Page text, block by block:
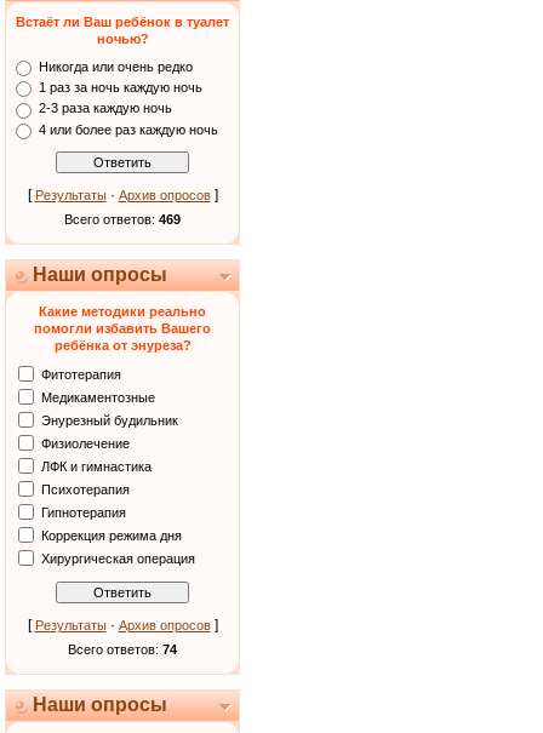
Встаёт ли Ваш ребёнок в туалет
ночью?
Никогда или очень редко
1 раз за ночь каждую ночь
2-3 раза каждую ночь
4 или более раз каждую ночь
[ Результаты· Архив опросов]
Всего ответов: 469
Наши опросы
Какие методики реально
помогли избавить Вашего
ребёнка от энуреза?
Фитотерапия
Медикаментозные
Энурезный будильник
Физиолечение
ЛФК и гимнастика
Психотерапия
Гипнотерапия
Коррекция режима дня
Хирургическая операция
[ Результаты· Архив опросов]
Всего ответов: 74
Наши опросы